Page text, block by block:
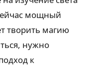
мощный
творить магию
нужно
к